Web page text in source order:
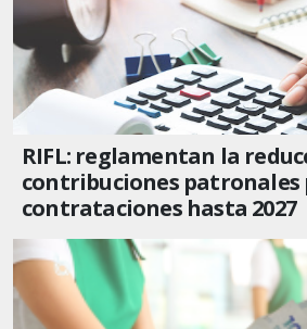
RIFL: reglamentan la
contribuciones patronales
contrataciones hasta 2027